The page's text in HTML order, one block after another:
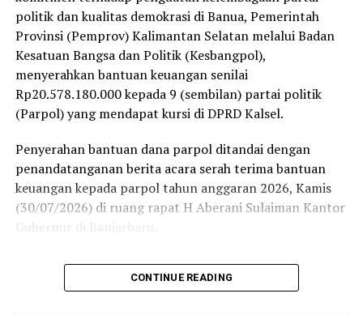
politik dan kualitas demokrasi di Banua, Pemerintah
Provinsi (Pemprov) Kalimantan Selatan melalui Badan
Kesatuan Bangsa dan Politik (Kesbangpol),
menyerahkan bantuan keuangan senilai
Rp20.578.180.000 kepada 9 (sembilan) partai politik
(Parpol) yang mendapat kursi di DPRD Kalsel.
Penyerahan bantuan dana parpol ditandai dengan
penandatanganan berita acara serah terima bantuan
keuangan kepada parpol tahun anggaran 2026, Kamis
(30/07/2026) di ruang rapat H Aberani Sulaiman Kantor
Gubernur di Banjarbaru.
Gubernur Kalsel H Muhidin melalui Staf Ahli Bidang
Pemerintah Hukum dan Politik, Adi Santoso, diharapkan
CONTINUE READING